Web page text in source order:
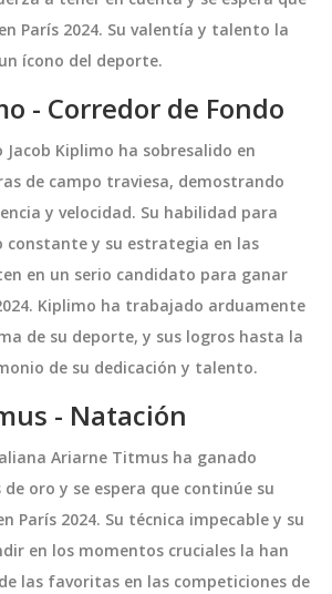
París 2024. Su valentía y talento la
ícono del deporte.
- Corredor de Fondo
Jacob Kiplimo ha sobresalido en
de campo traviesa, demostrando
y velocidad. Su habilidad para
y su estrategia en las
en un serio candidato para ganar
Kiplimo ha trabajado arduamente
de su deporte, y sus logros hasta la
de su dedicación y talento.
- Natación
Ariarne Titmus ha ganado
oro y se espera que continúe su
París 2024. Su técnica impecable y su
en los momentos cruciales la han
las favoritas en las competiciones de